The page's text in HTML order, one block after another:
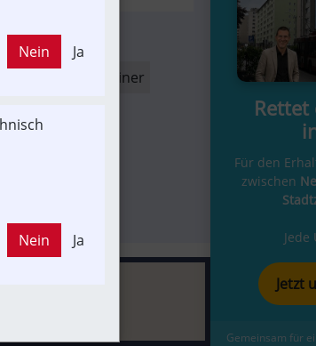
Anrainer
Rettet
Für den
zwischen
Jetzt
Gemeinsam für
Nein Ja
Nein Ja